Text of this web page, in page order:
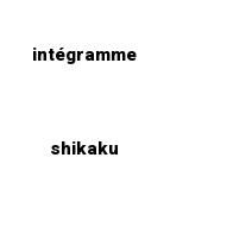
intégramme
shikaku